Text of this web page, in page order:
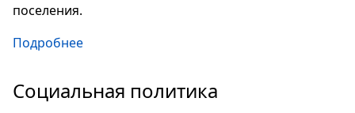
поселения.
Подробнее
Социальная политика